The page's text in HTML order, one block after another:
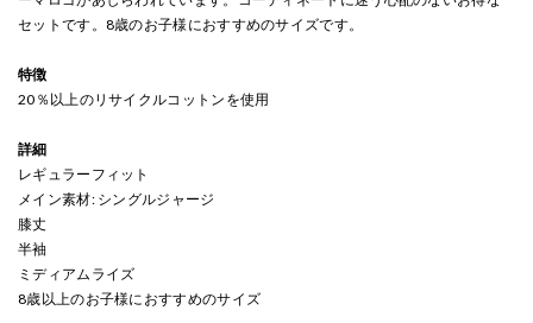
セットです。8歳のお子様におすすめのサイズです。
特徴
20％以上のリサイクルコットンを使用
詳細
レギュラーフィット
メイン素材: シングルジャージ
膝丈
半袖
ミディアムライズ
8歳以上のお子様におすすめのサイズ